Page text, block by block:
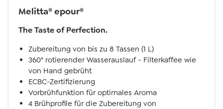
Melitta® epour®
The Taste of Perfection.
Zubereitung von bis zu 8 Tassen (1 L)
360° rotierender Wasserauslauf - Filterkaffee wie
von Hand gebrüht
ECBC-Zertifizierung
Vorbrühfunktion für optimales Aroma
4 Brühprofile für die Zubereitung von